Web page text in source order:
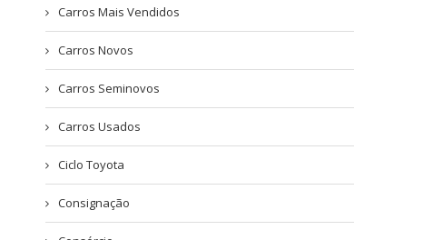
Carros Mais Vendidos
Carros Novos
Carros Seminovos
Carros Usados
Ciclo Toyota
Consignação